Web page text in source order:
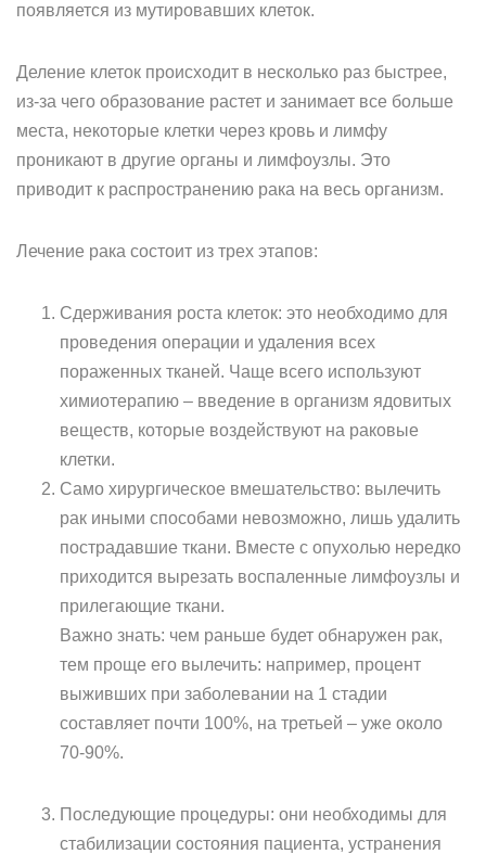
появляется из мутировавших клеток.
Деление клеток происходит в несколько раз быстрее,
из-за чего образование растет и занимает все больше
места, некоторые клетки через кровь и лимфу
проникают в другие органы и лимфоузлы. Это
приводит к распространению рака на весь организм.
Лечение рака состоит из трех этапов:
Сдерживания роста клеток: это необходимо для
проведения операции и удаления всех
пораженных тканей. Чаще всего используют
химиотерапию – введение в организм ядовитых
веществ, которые воздействуют на раковые
клетки.
Само хирургическое вмешательство: вылечить
рак иными способами невозможно, лишь удалить
пострадавшие ткани. Вместе с опухолью нередко
приходится вырезать воспаленные лимфоузлы и
прилегающие ткани.
Важно знать: чем раньше будет обнаружен рак,
тем проще его вылечить: например, процент
выживших при заболевании на 1 стадии
составляет почти 100%, на третьей – уже около
70-90%.
Последующие процедуры: они необходимы для
стабилизации состояния пациента, устранения